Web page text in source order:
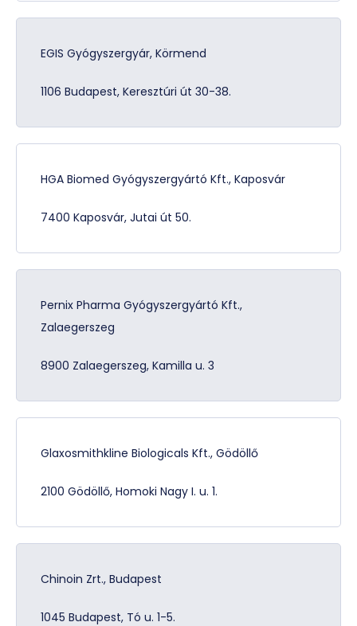
EGIS Gyógyszergyár, Körmend
1106 Budapest, Keresztúri út 30-38.
HGA Biomed Gyógyszergyártó Kft., Kaposvár
7400 Kaposvár, Jutai út 50.
Pernix Pharma Gyógyszergyártó Kft.,
Zalaegerszeg
8900 Zalaegerszeg, Kamilla u. 3
Glaxosmithkline Biologicals Kft., Gödöllő
2100 Gödöllő, Homoki Nagy I. u. 1.
Chinoin Zrt., Budapest
1045 Budapest, Tó u. 1-5.